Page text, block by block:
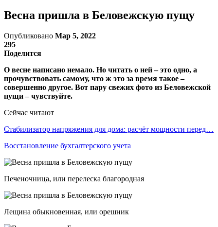
Весна пришла в Беловежскую пущу
Опубликовано Мар 5, 2022
295
Поделится
О весне написано немало. Но читать о ней – это одно, а
прочувствовать самому, что ж это за время такое –
совершенно другое. Вот пару свежих фото из Беловежской
пущи – чувствуйте.
Сейчас читают
Стабилизатор напряжения для дома: расчёт мощности перед…
Восстановление бухгалтерского учета
Печеночница, или перелеска благородная
Лещина обыкновенная, или орешник